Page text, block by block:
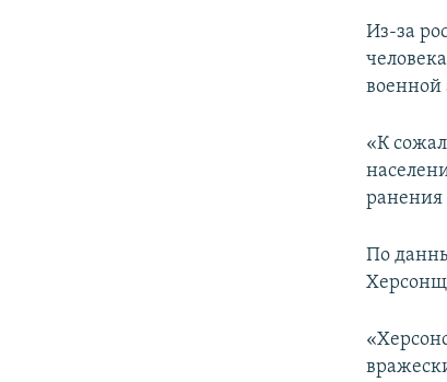
Из-за
военной
«К
ранения
По